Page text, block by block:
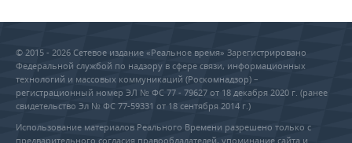
© 2015 - 2026 Сетевое издание «Реальное время» Зарегистрировано
Федеральной службой по надзору в сфере связи, информационных
технологий и массовых коммуникаций (Роскомнадзор) –
регистрационный номер ЭЛ № ФС 77 - 79627 от 18 декабря 2020 г. (ранее
свидетельство Эл № ФС 77-59331 от 18 сентября 2014 г.)
Использование материалов Реального Времени разрешено только с
предварительного согласия правообладателей, упоминание сайта и